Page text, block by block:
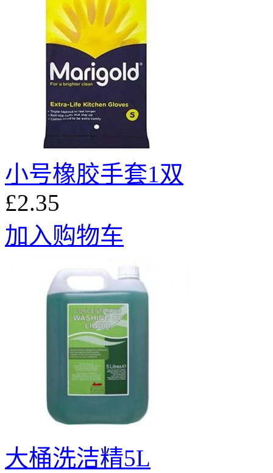
小号橡胶手套1双
£2.35
加入购物车
大桶洗洁精5L